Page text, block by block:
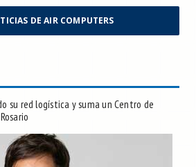
DE AIR COMPUTERS
su red logística y suma un Centro de